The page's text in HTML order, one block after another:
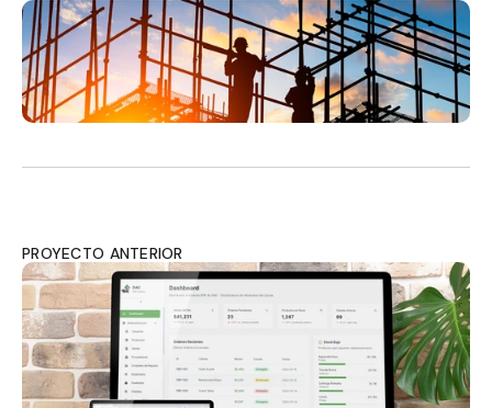
PROYECTO ANTERIOR